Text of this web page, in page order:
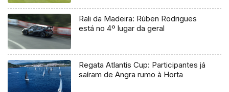
Rali da Madeira: Rúben Rodrigues
está no 4º lugar da geral
Regata Atlantis Cup: Participantes já
saíram de Angra rumo à Horta